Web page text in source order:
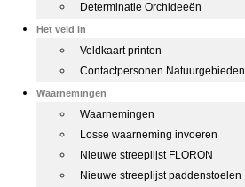
Determinatie Orchideeën
Het veld in
Veldkaart printen
Contactpersonen Natuurgebieden
Waarnemingen
Waarnemingen
Losse waarneming invoeren
Nieuwe streeplijst FLORON
Nieuwe streeplijst paddenstoelen